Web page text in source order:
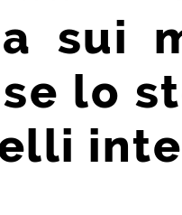
sui
lo